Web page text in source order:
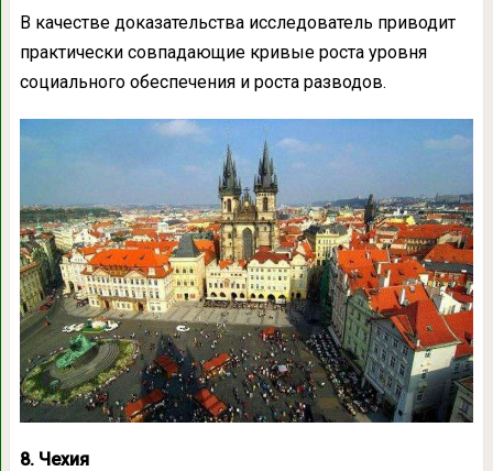
В качестве доказательства исследователь приводит
практически совпадающие кривые роста уровня
социального обеспечения и роста разводов.
8. Чехия